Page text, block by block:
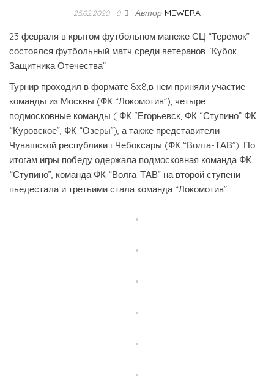
25.02.2020 0 Автор MEWERA
23 февраля в крытом футбольном манеже СЦ “Теремок”
состоялся футбольный матч среди ветеранов “Кубок
Защитника Отечества”
Турнир проходил в формате 8х8,в нем приняли участие
команды из Москвы (ФК “Локомотив”), четыре
подмосковные команды ( ФК “Егорьевск, ФК “Ступино” ФК
“Куровское”, ФК “Озеры”), а также представители
Чувашской республики г.Чебоксары (ФК “Волга-ТАВ”). По
итогам игры победу одержала подмосковная команда ФК
“Ступино”, команда ФК “Волга-ТАВ” на второй ступени
пьедестала и третьими стала команда “Локомотив”.